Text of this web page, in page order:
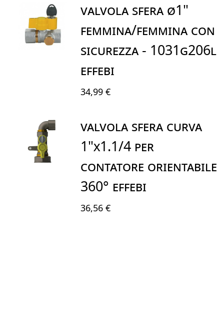
Valvola Sfera Ø1"
Femmina/Femmina Con
Sicurezza - 1031G206L
EFFEBI
34,99 €
VALVOLA SFERA CURVA
1"X1.1/4 PER
CONTATORE ORIENTABILE
360° EFFEBI
36,56 €